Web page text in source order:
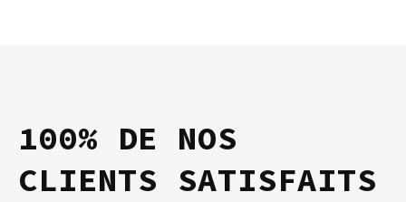
100% DE NOS
CLIENTS SATISFAITS